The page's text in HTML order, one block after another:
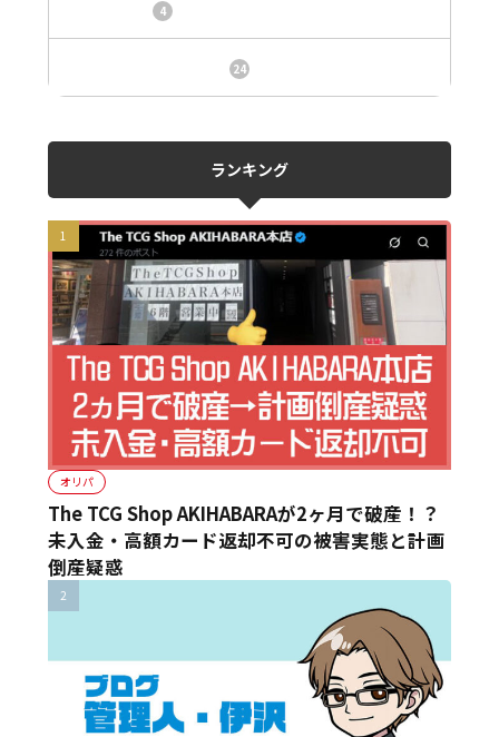
4
24
ランキング
オリパ
The TCG Shop AKIHABARAが2ヶ月で破産！？
未入金・高額カード返却不可の被害実態と計画
倒産疑惑